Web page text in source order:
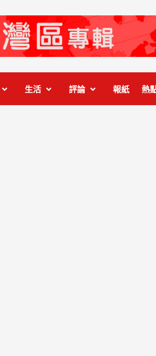
生活 評論 報紙 熱